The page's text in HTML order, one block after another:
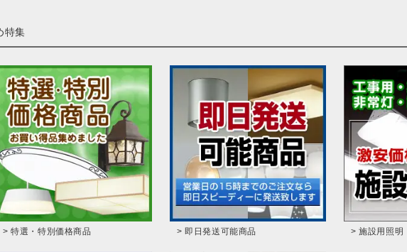
特集
> 特選・特別価格商品 > 即日発送可能商品 > 施設用照明